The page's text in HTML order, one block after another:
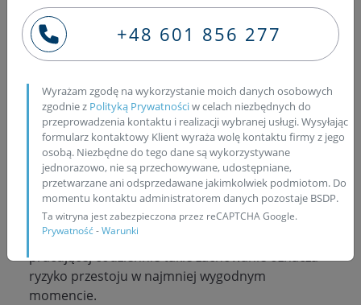
szczelności układu, stan filtracji paliwa i
obserwację zachowania silnika pod obciążeniem.
To podejście pozwala uniknąć zgadywania i od
W nowoczesnych układach znaczenie ma też
elektronika, dlatego warto wiedzieć,jakie są
objawy uszkodzonegosterownika pompy
wtryskowej. Zwykle pojawiają się nieregularne
spadki mocy, problem z utrzymaniem równych
obrotów, przechodzenie w tryb ograniczonej
mocy lub kłopoty z rozruchem, które potrafią
występować co jakiś czas. W ciężarówce
pracującej codziennie takie zachowanie oznacza
ryzyko przestoju w najmniej wygodnym
momencie.
+48 601 856 277
Wyrażam zgodę na wykorzystanie moich danych osobowych
zgodnie z Polityką Prywatnościw celach niezbędnych do
przeprowadzenia kontaktu i realizacji wybranej usługi. Wysyłając
formularz kontaktowy Klient wyraża wolę kontaktu firmy z jego
osobą. Niezbędne do tego dane są wykorzystywane
jednorazowo, nie są przechowywane, udostępniane,
przetwarzane ani odsprzedawane jakimkolwiek podmiotom. Do
momentu kontaktu administratorem danych pozostaje BSDP.
Ta witryna jest zabezpieczona przez reCAPTCHA Google.
Prywatność-Warunki